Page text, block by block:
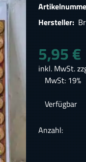
Hersteller:
5,95 €
inkl. MwSt.
MwSt: 19%
Verfügbar
Anzahl: